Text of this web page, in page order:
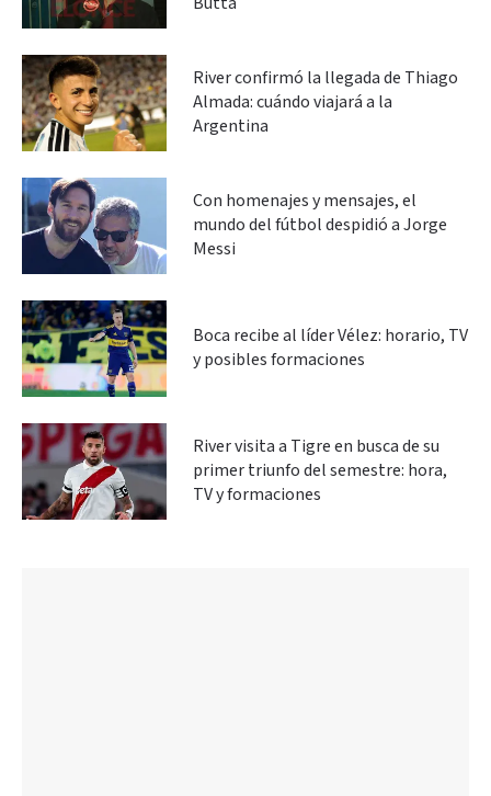
River confirmó la llegada de Thiago
Almada: cuándo viajará a la
Argentina
Con homenajes y mensajes, el
mundo del fútbol despidió a Jorge
Messi
Boca recibe al líder Vélez: horario, TV
y posibles formaciones
River visita a Tigre en busca de su
primer triunfo del semestre: hora,
TV y formaciones